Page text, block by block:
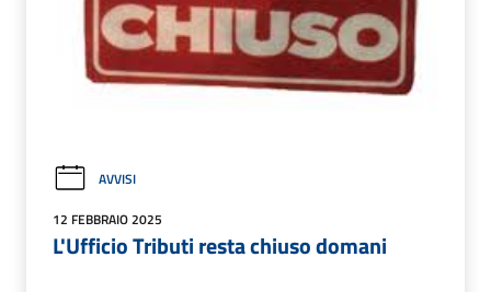
AVVISI
12 FEBBRAIO 2025
L'Ufficio Tributi resta chiuso domani